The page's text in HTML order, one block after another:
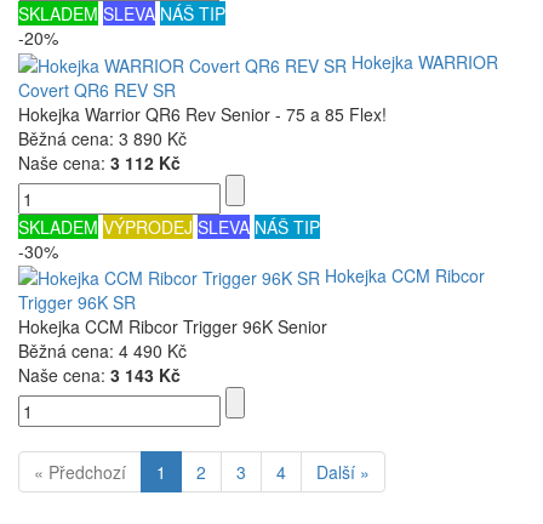
SKLADEM SLEVA NÁŠ TIP
-20%
Hokejka WARRIOR
Covert QR6 REV SR
Hokejka Warrior QR6 Rev Senior - 75 a 85 Flex!
Běžná cena: 3 890 Kč
Naše cena: 3 112 Kč
SKLADEM VÝPRODEJ SLEVA NÁŠ TIP
-30%
Hokejka CCM Ribcor
Trigger 96K SR
Hokejka CCM Ribcor Trigger 96K Senior
Běžná cena: 4 490 Kč
Naše cena: 3 143 Kč
« Předchozí 1 2 3 4 Další »